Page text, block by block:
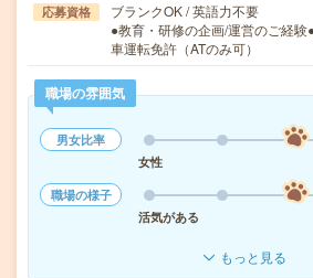
応募資格
ブランクOK / 英語力不要
●教育・研修の企画/運営のご経
車運転免許（ATのみ可）
職場の雰囲気
男女比率
女性
職場の様子
活気がある
もっと見る